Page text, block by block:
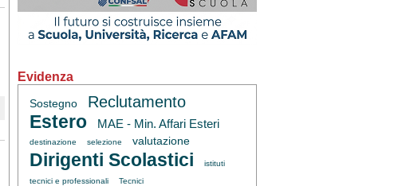
Evidenza
Sostegno Reclutamento
Estero MAE - Min. Affari Esteri
destinazione selezione valutazione
Dirigenti Scolastici
istituti
tecnici e professionali
Tecnici